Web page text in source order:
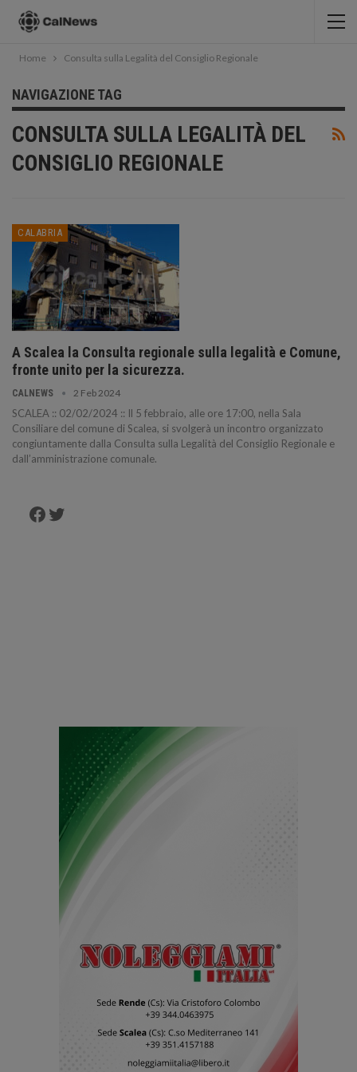
Home Consulta sulla Legalità del Consiglio Regionale
NAVIGAZIONE TAG
CONSULTA SULLA LEGALITÀ DEL
CONSIGLIO REGIONALE
CALABRIA
A Scalea la Consulta regionale sulla legalità e Comune,
fronte unito per la sicurezza.
CALNEWS 2 Feb 2024
SCALEA :: 02/02/2024 :: Il 5 febbraio, alle ore 17:00, nella Sala
Consiliare del comune di Scalea, si svolgerà un incontro organizzato
congiuntamente dalla Consulta sulla Legalità del Consiglio Regionale e
dall’amministrazione comunale.
Facebook
Twitter